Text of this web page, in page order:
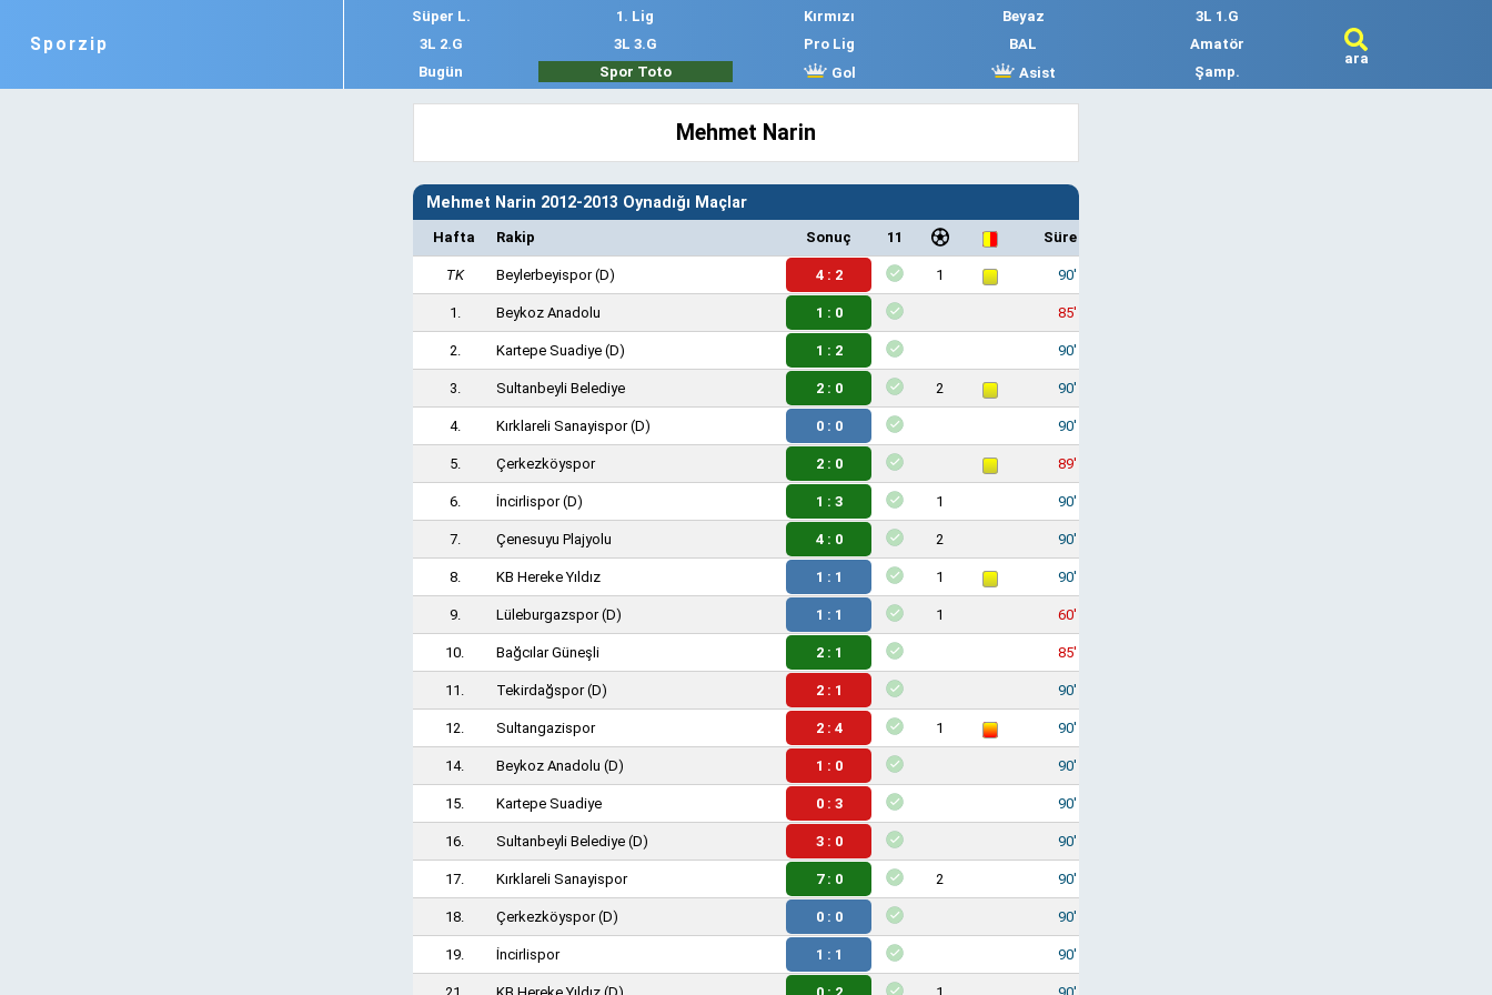
Sporzip
Süper L. 1. Lig Kırmızı Beyaz
3L 1.G
3L 2.G
3L 3.G Pro Lig BAL
Amatör
Bugün
Spor Toto Gol Asist Şamp.
ara
Mehmet Narin
Mehmet Narin 2012-2013 Oynadığı Maçlar
Hafta Rakip Sonuç 11 Süre
TK Beylerbeyispor(D) 4 : 2 1 90'
1. Beykoz Anadolu 1 : 0 85'
2. Kartepe Suadiye (D) 1 : 2 90'
3. Sultanbeyli Belediye 2 : 0 2 90'
4. Kırklareli Sanayispor(D) 0 : 0 90'
5. Çerkezköyspor 2 : 0 89'
6. İncirlispor(D) 1 : 3 1 90'
7. Çenesuyu Plajyolu 4 : 0 2 90'
8. KB Hereke Yıldız 1 : 1 1 90'
9. Lüleburgazspor(D) 1 : 1 1 60'
10. Bağcılar Güneşli 2 : 1 85'
11. Tekirdağspor(D) 2 : 1 90'
12. Sultangazispor 2 : 4 1 90'
14. Beykoz Anadolu (D) 1 : 0 90'
15. Kartepe Suadiye 0 : 3 90'
16. Sultanbeyli Belediye (D) 3 : 0 90'
17. Kırklareli Sanayispor 7 : 0 2 90'
18. Çerkezköyspor(D) 0 : 0 90'
19. İncirlispor 1 : 1 90'